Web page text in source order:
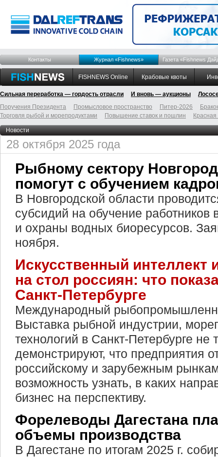
Контакты Журнал «Fishnews» Газета «Fishnews
FISHNEWS Online Крабовые квоты
Сильная переработка — гордость отрасли И вновь — аукционы
Поручения Президента
Промысловое пространство Питер-2026
Торговля рыбой и морепродуктами
Повышение ставок и пошлин
Новости
28 октября 2025 года
Рыбному сектору
помогут с обучением
В Новгородской области
субсидий на обучение
и охраны водных биоресурсов.
ноября.
Искусственный интеллект
на стол россиян: что
Санкт-Петербурге
Международный
Выставка рыбной индустрии,
технологий в Санкт-Петербурге не
демонстрируют, что предприятия
российскому и зарубежным
возможность узнать, в каких
бизнес на перспективу.
Форелеводы Дагестана
объемы производства
В Дагестане по итогам 2025 г.